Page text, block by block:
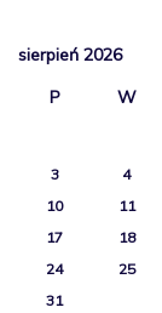
sierpień 2026
P
W
3
4
10
11
17
18
24
25
31